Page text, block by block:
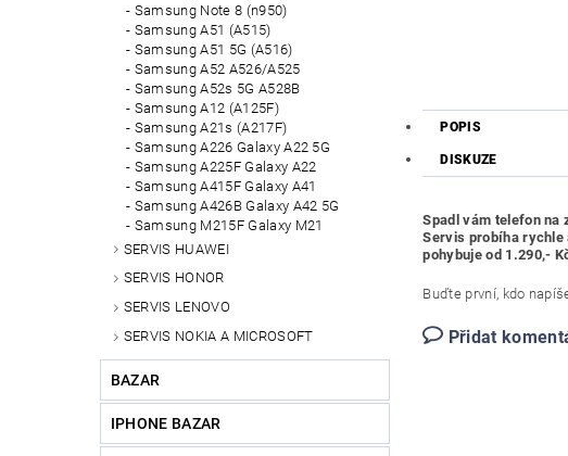
Samsung Note 8 (n950)
Samsung A51 (A515)
Samsung A51 5G (A516)
Samsung A52 A526/A525
Samsung A52s 5G A528B
Samsung A12 (A125F)
Samsung A21s (A217F)
Samsung A226 Galaxy A22 5G
Samsung A225F Galaxy A22
Samsung A415F Galaxy A41
Samsung A426B Galaxy A42 5G
Samsung M215F Galaxy M21
SERVIS HUAWEI
SERVIS HONOR
SERVIS LENOVO
SERVIS NOKIA A MICROSOFT
BAZAR
IPHONE BAZAR
POPIS
DISKUZE
Spadl vám telefon na
Servis probíha
pohybuje od 1.290,-
Buďte první, kdo
Přidat